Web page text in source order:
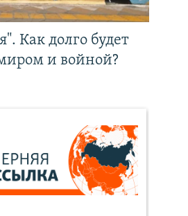
Как долго будет
и войной?